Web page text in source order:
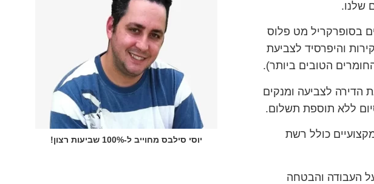
שלנו.
בסופרקריל מט פלוס
והיפרסיד לצביעת
הטובים ביותר).
הדירה לצביעה ומנקים
ללא תוספת תשלום.
כולל רשת
העבודה והבטחה
יוסי סילבס מחוייב ל-100% שביעות רצון!